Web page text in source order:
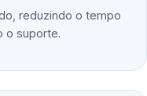
reduzindo o tempo
o suporte.